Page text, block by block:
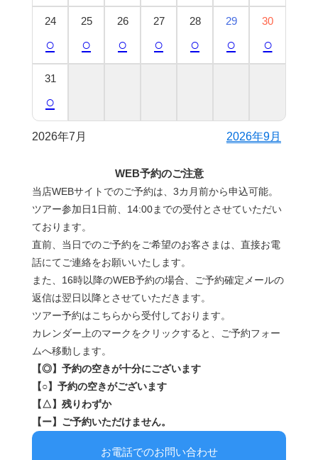
WEB予約のご注意
当店WEBサイトでのご予約は、3カ月前から申込可能。
ツアー参加日1日前、14:00までの受付とさせていただい
ております。
直前、当日でのご予約をご希望のお客さまは、直接お電
話にてご連絡をお願いいたします。
また、16時以降のWEB予約の場合、ご予約確定メールの
返信は翌日以降とさせていただきます。
ツアー予約はこちらから受付しております。
カレンダー上のマークをクリックすると、ご予約フォー
ムへ移動します。
【◎】予約の空きが十分にございます
【○】予約の空きがございます
【△】残りわずか
【ー】ご予約いただけません。
お電話でのお問い合わせ
24
○
25
○
26
○
27
○
28
○
29
○
30
○
31
○
2026年7月 2026年9月